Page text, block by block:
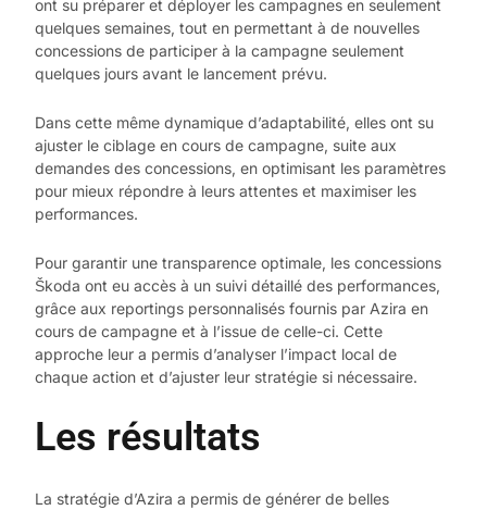
ont su préparer et déployer les campagnes en seulement
quelques semaines, tout en permettant à de nouvelles
concessions de participer à la campagne seulement
quelques jours avant le lancement prévu.
Dans cette même dynamique d’adaptabilité, elles ont su
ajuster le ciblage en cours de campagne, suite aux
demandes des concessions, en optimisant les paramètres
pour mieux répondre à leurs attentes et maximiser les
performances.
Pour garantir une transparence optimale, les concessions
Škoda ont eu accès à un suivi détaillé des performances,
grâce aux reportings personnalisés fournis par Azira en
cours de campagne et à l’issue de celle-ci. Cette
approche leur a permis d’analyser l’impact local de
chaque action et d’ajuster leur stratégie si nécessaire.
Les résultats
La stratégie d’Azira a permis de générer de belles